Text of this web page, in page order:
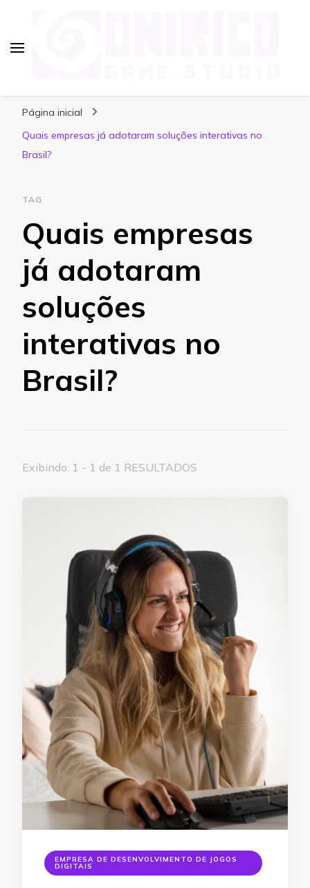
Página inicial
Quais empresas já adotaram soluções interativas no
Brasil?
TAG
Quais empresas
já adotaram
soluções
interativas no
Brasil?
Exibindo: 1 - 1 de 1 RESULTADOS
EMPRESA DE DESENVOLVIMENTO DE JOGOS
DIGITAIS